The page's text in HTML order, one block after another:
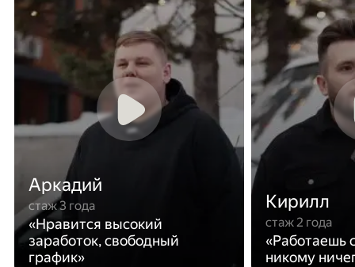
Аркадий
стаж 3 года
«Нравится высокий
заработок, свободный
график»
Кирилл
стаж 2 года
«Работаешь
никому